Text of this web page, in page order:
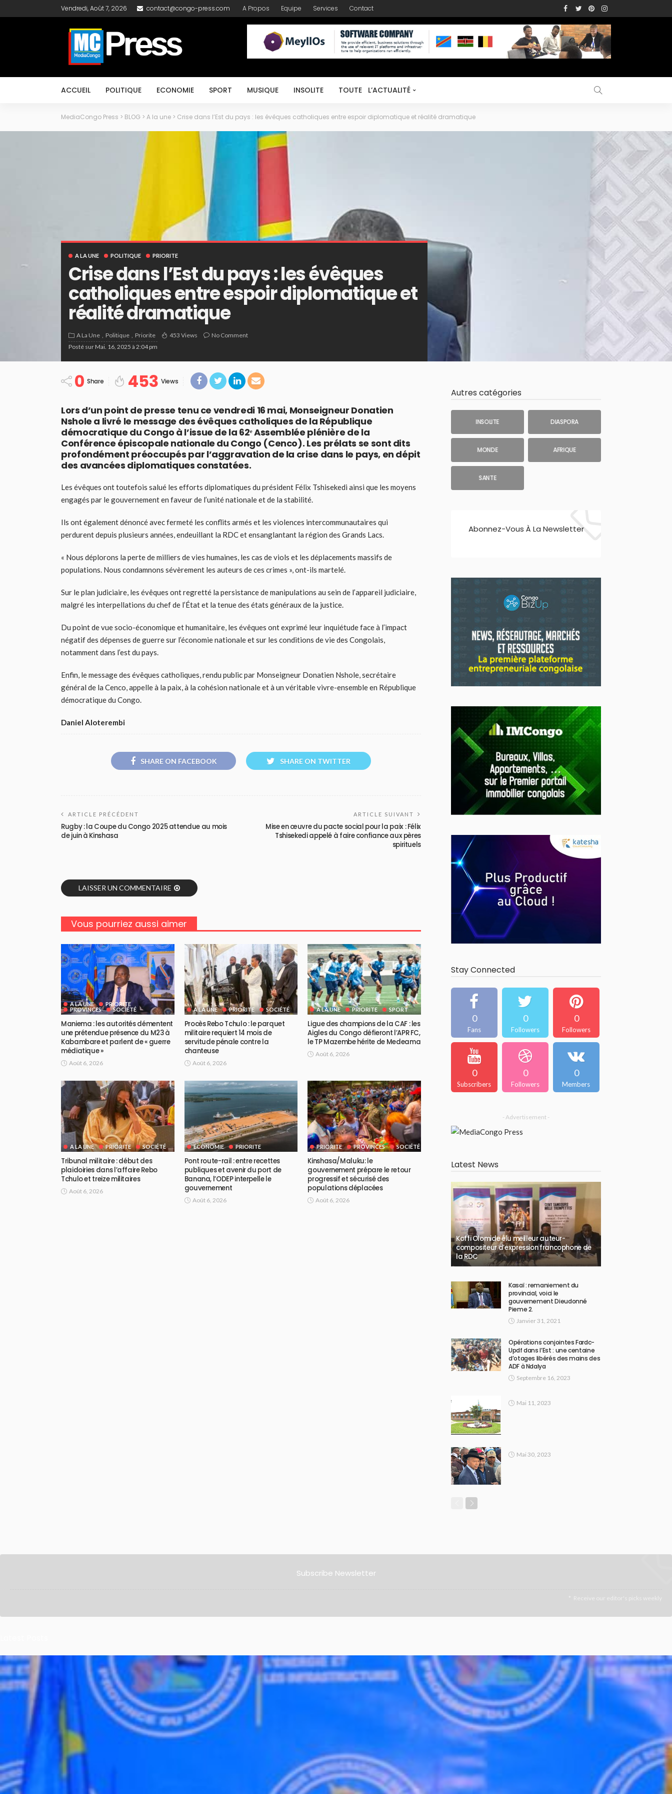
Vendredi, Août 7, 2026 contact@congo-press.com A Propos Equipe Services Contact
ACCUEIL POLITIQUE ECONOMIE SPORT MUSIQUE INSOLITE TOUTE L’ACTUALITÉ
MediaCongo Press > BLOG > A la une > Crise dans l’Est du pays : les évêques catholiques entre espoir diplomatique et réalité dramatique
A LA UNE POLITIQUE PRIORITE
Crise dans l’Est du pays : les évêques
catholiques entre espoir diplomatique et
réalité dramatique
A La Une Politique Priorite 453 Views
No Comment
Posté sur Mai. 16, 2025 à 2:04 pm
0 Share 453 Views
Lors d’un point de presse tenu ce vendredi 16 mai, Monseigneur Donatien
Nshole a livré le message des évêques catholiques de la République
démocratique du Congo à l’issue de la 62ᵉ Assemblée plénière de la
Conférence épiscopale nationale du Congo (Cenco). Les prélats se sont dits
profondément préoccupés par l’aggravation de la crise dans le pays, en dépit
des avancées diplomatiques constatées.
Les évêques ont toutefois salué les efforts diplomatiques du président Félix Tshisekedi ainsi que les moyens
engagés par le gouvernement en faveur de l’unité nationale et de la stabilité.
Ils ont également dénoncé avec fermeté les conflits armés et les violences intercommunautaires qui
perdurent depuis plusieurs années, endeuillant la RDC et ensanglantant la région des Grands Lacs.
« Nous déplorons la perte de milliers de vies humaines, les cas de viols et les déplacements massifs de
populations. Nous condamnons sévèrement les auteurs de ces crimes », ont-ils martelé.
Sur le plan judiciaire, les évêques ont regretté la persistance de manipulations au sein de l’appareil judiciaire,
malgré les interpellations du chef de l’État et la tenue des états généraux de la justice.
Du point de vue socio-économique et humanitaire, les évêques ont exprimé leur inquiétude face à l’impact
négatif des dépenses de guerre sur l’économie nationale et sur les conditions de vie des Congolais,
notamment dans l’est du pays.
Enfin, le message des évêques catholiques, rendu public par Monseigneur Donatien Nshole, secrétaire
général de la Cenco, appelle à la paix, à la cohésion nationale et à un véritable vivre-ensemble en République
démocratique du Congo.
Daniel Aloterembi
SHARE ON FACEBOOK SHARE ON TWITTER
ARTICLE PRÉCÉDENT
Rugby : la Coupe du Congo 2025 attendue au mois
de juin à Kinshasa
ARTICLE SUIVANT
Mise en œuvre du pacte social pour la paix : Félix
Tshisekedi appelé à faire confiance aux pères
spirituels
LAISSER UN COMMENTAIRE
Vous pourriez aussi aimer
A LA UNE
PRIORITE
PROVINCES
SOCIÉTÉ
Maniema : les autorités démentent
une prétendue présence du M23 à
Kabambare et parlent de « guerre
médiatique »
Août 6, 2026
A LA UNE PRIORITE SOCIÉTÉ
Procès Rebo Tchulo : le parquet
militaire requiert 14 mois de
servitude pénale contre la
chanteuse
Août 6, 2026
A LA UNE PRIORITE SPORT
Ligue des champions de la CAF : les
Aigles du Congo défieront l’APR FC,
le TP Mazembe hérite de Medeama
Août 6, 2026
A LA UNE PRIORITE SOCIÉTÉ
Tribunal militaire : début des
plaidoiries dans l’affaire Rebo
Tchulo et treize militaires
Août 6, 2026
ECONOMIE PRIORITE
Pont route-rail : entre recettes
publiques et avenir du port de
Banana, l’ODEP interpelle le
gouvernement
Août 6, 2026
PRIORITE PROVINCES SOCIÉTÉ
Kinshasa/Maluku: le
gouvernement prépare le retour
progressif et sécurisé des
populations déplacées
Août 6, 2026
Autres catégories
INSOLITE DIASPORA
MONDE AFRIQUE
SANTE
Abonnez-Vous À La Newsletter
Stay Connected
0
Fans
0
Followers
0
Followers
0
Subscribers
0
Followers
0
Members
- Advertisement -
Latest News
Koffi Olomide élu meilleur auteur-
compositeur d’expression francophone de
la RDC
Kasaï : remaniement du
provincial, voici le
gouvernement Dieudonné
Pieme 2.
Janvier 31, 2021
Opérations conjointes Fardc-
Updf dans l’Est : une centaine
d’otages libérés des mains des
ADF à Ndalya
Septembre 16, 2023
Mai 11, 2023
Mai 30, 2023
Subscribe Newsletter
Receive our editor's picks weekly